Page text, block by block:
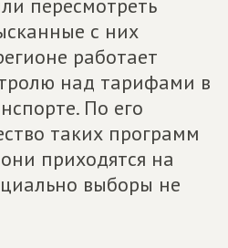
с них
работает
над тарифами в
По его
таких программ
приходятся на
выборы не